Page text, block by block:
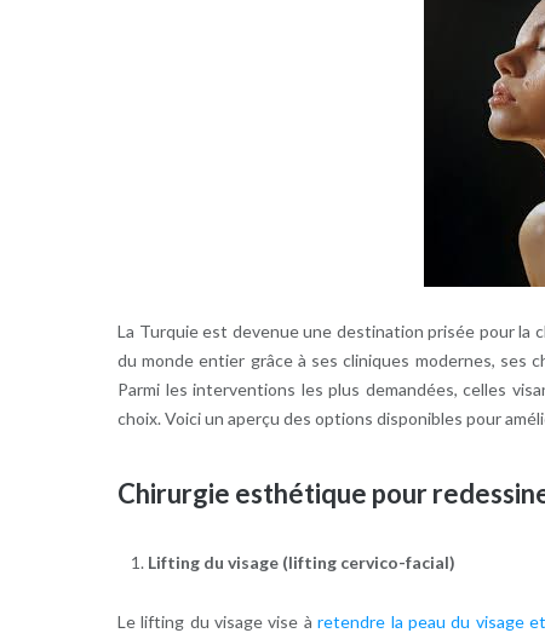
La Turquie est devenue une destination prisée pour
du monde entier grâce à ses cliniques modernes,
Parmi les interventions les plus demandées, celles
choix. Voici un aperçu des options disponibles pour
Chirurgie esthétique pour
Lifting du visage (lifting cervico-facial)
Le lifting du visage vise àretendre la peau du visage